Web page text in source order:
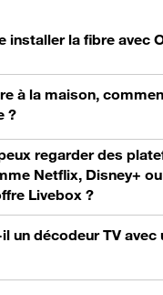
installer la fibre avec
à la maison,
?
regarder des
Netflix, Disney+
Livebox ?
un décodeur TV avec